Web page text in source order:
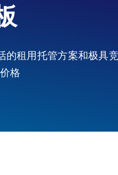
租用托管方案和极具
格